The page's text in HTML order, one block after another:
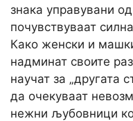
знака управувани
почувствуваат
Како женски и
надминат своите
научат за „другата
да очекуваат
нежни љубовници